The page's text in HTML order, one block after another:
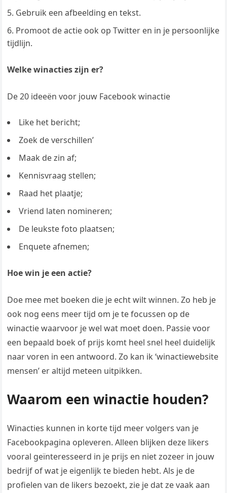
Gebruik een afbeelding en tekst.
Promoot de actie ook op Twitter en in je persoonlijke
tijdlijn.
Welke winacties zijn er?
De 20 ideeën voor jouw Facebook winactie
Like het bericht;
Zoek de verschillen’
Maak de zin af;
Kennisvraag stellen;
Raad het plaatje;
Vriend laten nomineren;
De leukste foto plaatsen;
Enquete afnemen;
Hoe win je een actie?
Doe mee met boeken die je echt wilt winnen. Zo heb je
ook nog eens meer tijd om je te focussen op de
winactie waarvoor je wel wat moet doen. Passie voor
een bepaald boek of prijs komt heel snel heel duidelijk
naar voren in een antwoord. Zo kan ik ‘winactiewebsite
mensen’ er altijd meteen uitpikken.
Waarom een winactie houden?
Winacties kunnen in korte tijd meer volgers van je
Facebookpagina opleveren. Alleen blijken deze likers
vooral geïnteresseerd in je prijs en niet zozeer in jouw
bedrijf of wat je eigenlijk te bieden hebt. Als je de
profielen van de likers bezoekt, zie je dat ze vaak aan